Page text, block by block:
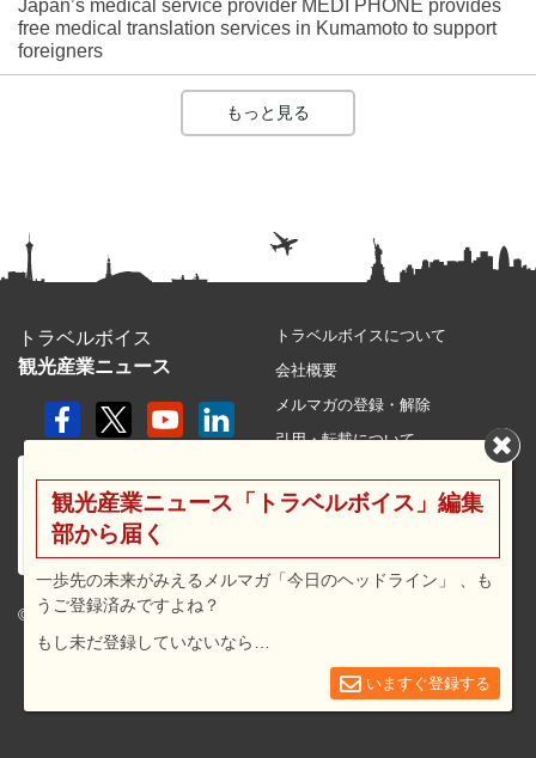
Japan’s medical service provider MEDI PHONE provides
free medical translation services in Kumamoto to support
foreigners
もっと見る
トラベルボイス
観光産業ニュース
© 2026 travel voice.
トラベルボイスについて
会社概要
メルマガの登録・解除
引用・転載について
利用規約
広告メニュー・料金
観光産業ニュース「トラベルボイス」編集
部から届く
一歩先の未来がみえるメルマガ「今日のヘッドライン」 、も
うご登録済みですよね？
もし未だ登録していないなら…
いますぐ登録する